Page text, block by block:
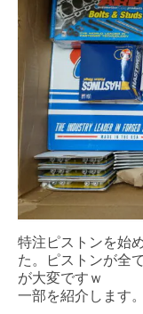
特注ピストンを始
た。ピストンが全
が大変ですｗ
一部を紹介します。